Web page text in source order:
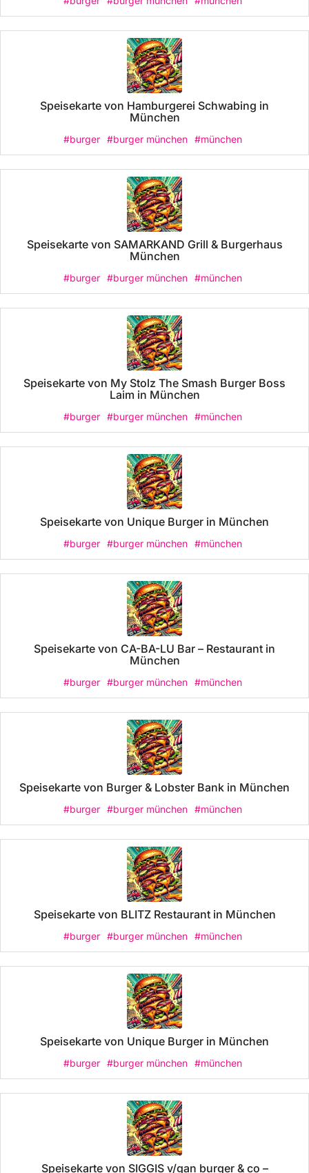
Speisekarte von Hamburgerei Schwabing in
München
#burger #burger münchen #münchen
Speisekarte von SAMARKAND Grill & Burgerhaus
München
#burger #burger münchen #münchen
Speisekarte von My Stolz The Smash Burger Boss
Laim in München
#burger #burger münchen #münchen
Speisekarte von Unique Burger in München
#burger #burger münchen #münchen
Speisekarte von CA-BA-LU Bar – Restaurant in
München
#burger #burger münchen #münchen
Speisekarte von Burger & Lobster Bank in München
#burger #burger münchen #münchen
Speisekarte von BLITZ Restaurant in München
#burger #burger münchen #münchen
Speisekarte von Unique Burger in München
#burger #burger münchen #münchen
Speisekarte von SIGGIS v/gan burger & co –